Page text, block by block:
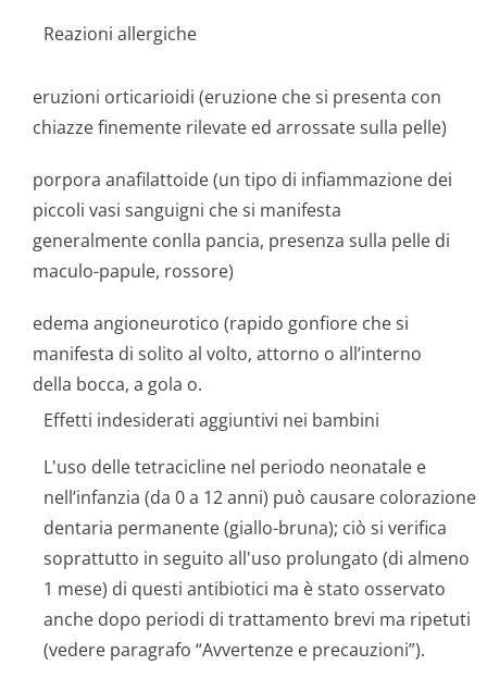
Reazioni allergiche
eruzioni orticarioidi (eruzione che si presenta con
chiazze finemente rilevate ed arrossate sulla pelle)
porpora anafilattoide (un tipo di infiammazione dei
piccoli vasi sanguigni che si manifesta
generalmente conlla pancia, presenza sulla pelle di
maculo-papule, rossore)
edema angioneurotico (rapido gonfiore che si
manifesta di solito al volto, attorno o all’interno
della bocca, a gola o.
Effetti indesiderati aggiuntivi nei bambini
L'uso delle tetracicline nel periodo neonatale e
nell’infanzia (da 0 a 12 anni) può causare colorazione
dentaria permanente (giallo-bruna); ciò si verifica
soprattutto in seguito all'uso prolungato (di almeno
1 mese) di questi antibiotici ma è stato osservato
anche dopo periodi di trattamento brevi ma ripetuti
(vedere paragrafo “Avvertenze e precauzioni”).